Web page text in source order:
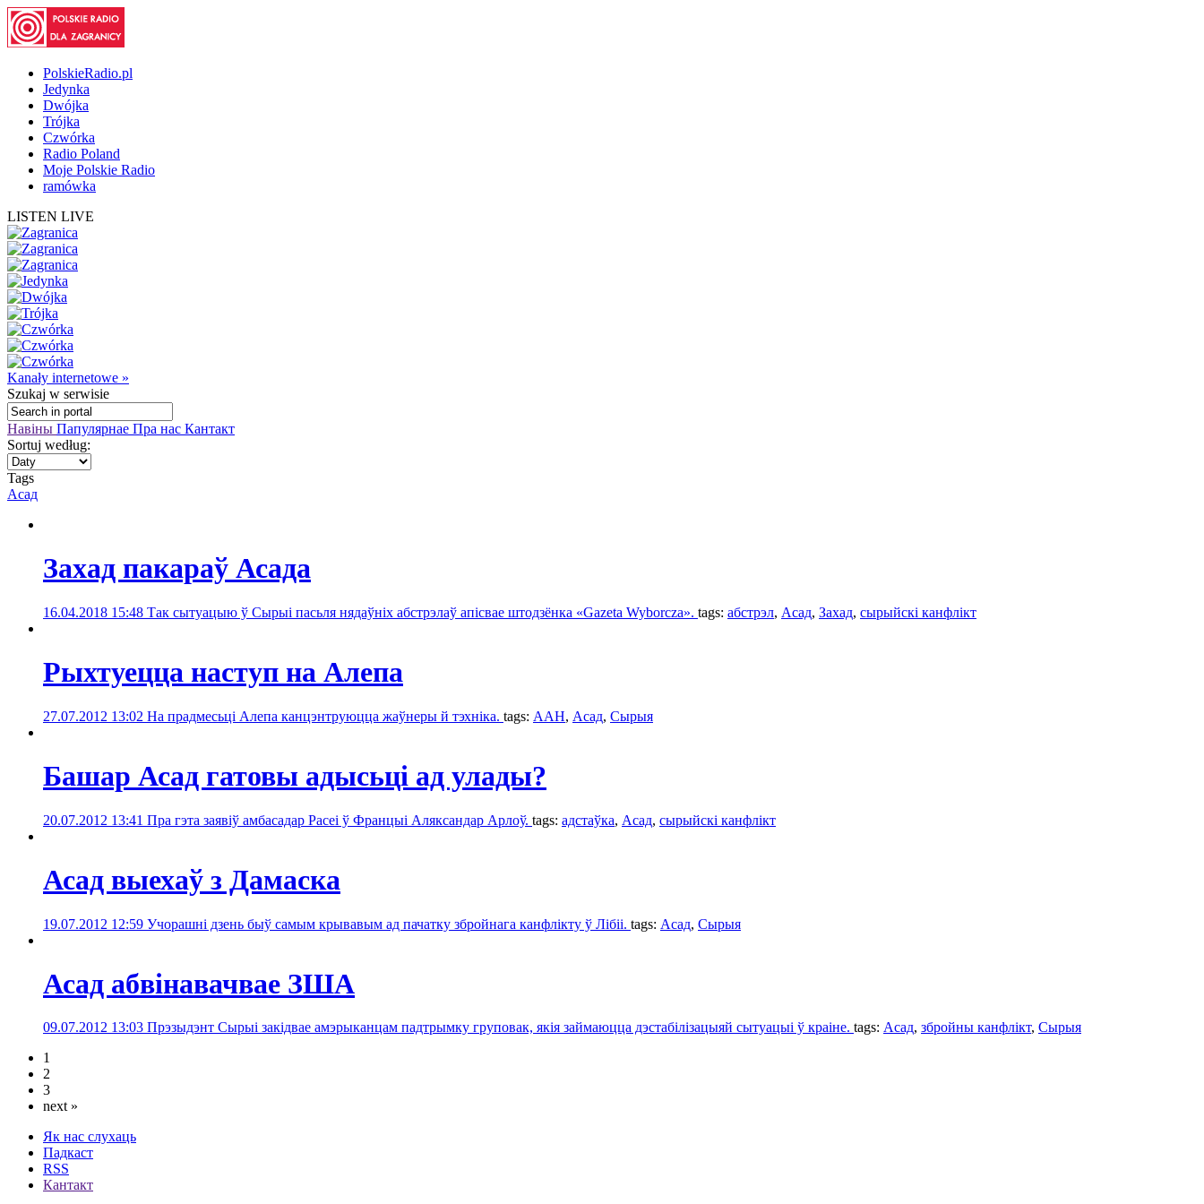
PolskieRadio.pl
Jedynka
Dwójka
Trójka
Czwórka
Radio Poland
Moje Polskie Radio
ramówka
LISTEN LIVE
Kanały internetowe »
Szukaj w serwisie
Навіны Папулярнае Пра нас Кантакт
Sortuj według:
Tags
Асад
Захад пакараў Асада
16.04.2018 15:48 Так сытуацыю ў Сырыі пасьля нядаўніх абстрэлаў апісвае штодзёнка «Gazeta Wyborcza». tags: абстрэл, Асад, Захад, сырыйскі канфлікт
Рыхтуецца наступ на Алепа
27.07.2012 13:02 На прадмесьці Алепа канцэнтруюцца жаўнеры й тэхніка. tags: ААН, Асад, Сырыя
Башар Асад гатовы адысьці ад улады?
20.07.2012 13:41 Пра гэта заявіў амбасадар Расеі ў Францыі Аляксандар Арлоў. tags: адстаўка, Асад, сырыйскі канфлікт
Асад выехаў з Дамаска
19.07.2012 12:59 Учорашні дзень быў самым крывавым ад пачатку збройнага канфлікту ў Лібіі. tags: Асад, Сырыя
Асад абвінавачвае ЗША
09.07.2012 13:03 Прэзыдэнт Сырыі закідвае амэрыканцам падтрымку груповак, якія займаюцца дэстабілізацыяй сытуацыі ў краіне. tags: Асад, збройны канфлікт, Сырыя
1
2
3
next »
Як нас слухаць
Падкаст
RSS
Кантакт